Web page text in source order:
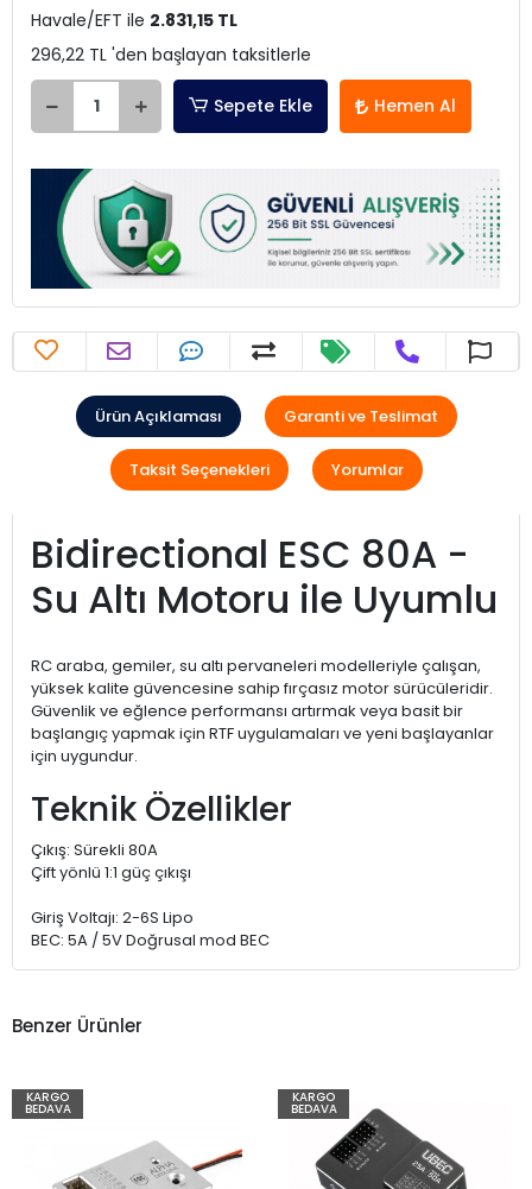
Havale/EFT ile 2.831,15 TL
296,22 TL 'den başlayan taksitlerle
Sepete Ekle Hemen Al
Ürün Açıklaması Garanti ve Teslimat
Taksit Seçenekleri Yorumlar
Bidirectional ESC 80A -
Su Altı Motoru ile Uyumlu
RC araba, gemiler, su altı pervaneleri modelleriyle çalışan,
yüksek kalite güvencesine sahip fırçasız motor sürücüleridir.
Güvenlik ve eğlence performansı artırmak veya basit bir
başlangıç ​​yapmak için RTF uygulamaları ve yeni başlayanlar
için uygundur.
Teknik Özellikler
Çıkış: Sürekli 80A
Çift yönlü 1:1 güç çıkışı
Giriş Voltajı: 2-6S Lipo
BEC: 5A / 5V Doğrusal mod BEC
Benzer Ürünler
KARGO
BEDAVA
KARGO
BEDAVA